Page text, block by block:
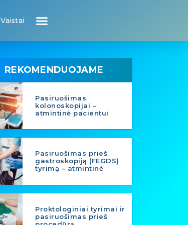
Vaistai
REKOMENDUOJAME
Pasiruošimas
kolonoskopijai –
atmintinė pacientui
Pasiruošimas prieš
gastroskopiją (FEGDS)
tyrimą – atmintinė
Proktologiniai tyrimai ir
pasiruošimas prieš